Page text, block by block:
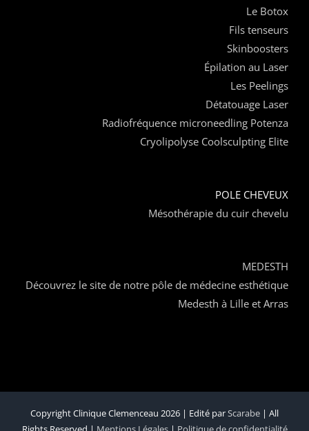
Le Botox
Fils tenseurs
Skinboosters
Épilation au Laser
Les Peelings
Détatouage Laser
Radiofréquence microneedling Potenza
Cryolipolyse Coolsculpting Elite
POLE CHEVEUX
Mésothérapie du cuir chevelu
MEDESTH
Découvrez le site de notre pôle de médecine esthétique
Medesth à Lille et Arras
Copyright Clinique Clemenceau 2026 | Edité parScarabe | All